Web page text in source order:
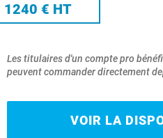
1240 € HT
Les titulaires d'un compte pro
peuvent commander directement
VOIR LA